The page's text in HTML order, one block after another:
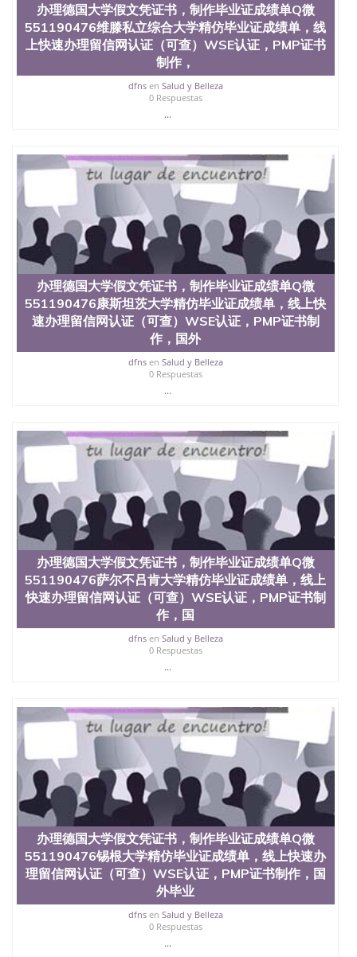
办理德国大学假文凭证书，制作毕业证成绩单Q微
551190476维滕私立综合大学精仿毕业证成绩单，线
上快速办理留信网认证（可查）WSE认证，PMP证书
制作，
dfnsen Salud y Belleza
0 Respuestas
...
办理德国大学假文凭证书，制作毕业证成绩单Q微
551190476康斯坦茨大学精仿毕业证成绩单，线上快
速办理留信网认证（可查）WSE认证，PMP证书制
作，国外
dfnsen Salud y Belleza
0 Respuestas
...
办理德国大学假文凭证书，制作毕业证成绩单Q微
551190476萨尔不吕肯大学精仿毕业证成绩单，线上
快速办理留信网认证（可查）WSE认证，PMP证书制
作，国
dfnsen Salud y Belleza
0 Respuestas
...
办理德国大学假文凭证书，制作毕业证成绩单Q微
551190476锡根大学精仿毕业证成绩单，线上快速办
理留信网认证（可查）WSE认证，PMP证书制作，国
外毕业
dfnsen Salud y Belleza
0 Respuestas
...